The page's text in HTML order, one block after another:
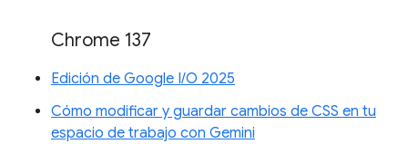
Chrome 137
Edición de Google I/O 2025
Cómo modificar y guardar cambios de CSS en tu
espacio de trabajo con Gemini